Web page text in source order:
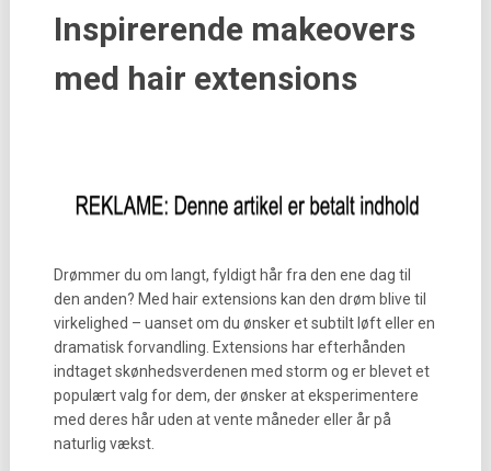
Inspirerende makeovers
med hair extensions
Drømmer du om langt, fyldigt hår fra den ene dag til
den anden? Med hair extensions kan den drøm blive til
virkelighed – uanset om du ønsker et subtilt løft eller en
dramatisk forvandling. Extensions har efterhånden
indtaget skønhedsverdenen med storm og er blevet et
populært valg for dem, der ønsker at eksperimentere
med deres hår uden at vente måneder eller år på
naturlig vækst.